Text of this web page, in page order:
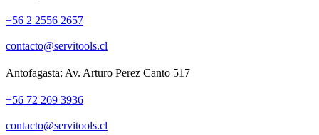
+56 2 2556 2657
contacto@servitools.cl
Antofagasta: Av. Arturo Perez Canto 517
+56 72 269 3936
contacto@servitools.cl